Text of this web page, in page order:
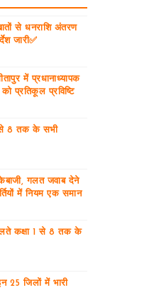
से धनराशि अंतरण
जारी✅
में प्रधानाध्यापक
प्रतिकूल प्रविष्टि
से 8 तक के सभी
गलत जवाब देने
में नियम एक समान
कक्षा 1 से 8 तक के
25 जिलों में भारी